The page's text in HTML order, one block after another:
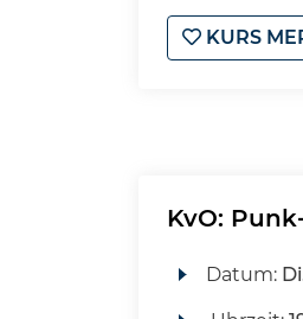
KURS
KvO:
Datum: